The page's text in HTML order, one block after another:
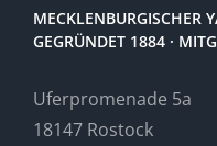
MECKLENBURGISCHER
GEGRÜNDET 1884 ·
Uferpromenade 5a
18147 Rostock